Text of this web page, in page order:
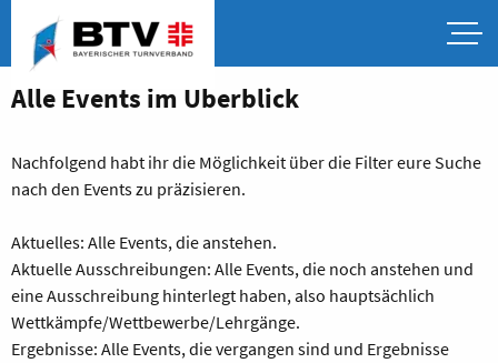
Alle Events im Überblick
Nachfolgend habt ihr die Möglichkeit über die Filter eure Suche
nach den Events zu präzisieren.
Aktuelles: Alle Events, die anstehen.
Aktuelle Ausschreibungen: Alle Events, die noch anstehen und
eine Ausschreibung hinterlegt haben, also hauptsächlich
Wettkämpfe/Wettbewerbe/Lehrgänge.
Ergebnisse: Alle Events, die vergangen sind und Ergebnisse